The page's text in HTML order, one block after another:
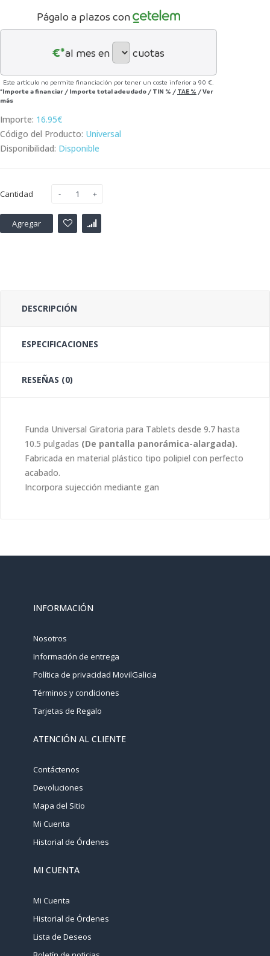
Págalo a plazos con
€*al mes en cuotas
Este artículo no permite financiación por tener un coste inferior a 90 €.
*Importe a financiar / Importe total adeudado / TIN % / TAE % /Ver
más
Importe: 16.95€
Código del Producto: Universal
Disponibilidad: Disponible
Cantidad
Agregar
DESCRIPCIÓN
ESPECIFICACIONES
RESEÑAS (0)
Funda Universal Giratoria para Tablets desde 9.7 hasta
10.5 pulgadas (De pantalla panorámica-alargada).
Fabricada en material plástico tipo polipiel con perfecto
acabado.
Incorpora sujección mediante gan
INFORMACIÓN
Nosotros
Información de entrega
Política de privacidad MovilGalicia
Términos y condiciones
Tarjetas de Regalo
ATENCIÓN AL CLIENTE
Contáctenos
Devoluciones
Mapa del Sitio
Mi Cuenta
Historial de Órdenes
MI CUENTA
Mi Cuenta
Historial de Órdenes
Lista de Deseos